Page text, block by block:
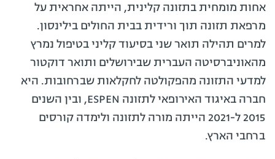
אחות מומחית בתזונה קלינית, הייתה אחראית על
מרפאת תזונה תוך ורידית בבית החולים בילינסון.
למרים תהילה תואר שני בסיעוד קליני בטיפול נמרץ
מהאוניברסיטה העברית שבירושלים ותואר דוקטור
למדעי התזונה מהפקולטה לחקלאות שברחובות. היא
חברה באיגוד האירופאי לתזונה ESPEN, ובין השנים
2015 ל-2021 הייתה מורה לתזונה ולימדה קורסים
ברחבי הארץ.